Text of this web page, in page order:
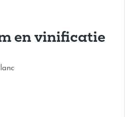
en vinificatie